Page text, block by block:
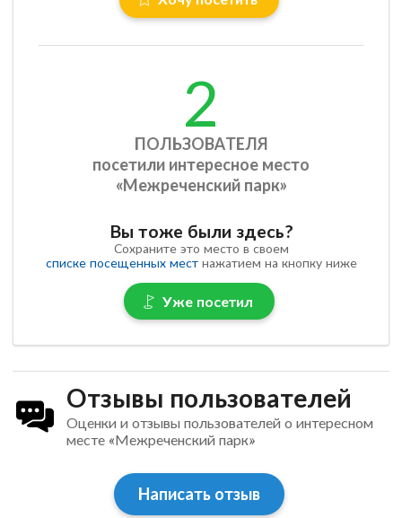
2
ПОЛЬЗОВАТЕЛЯ
посетили интересное место
«Межреченский парк»
Вы тоже были здесь?
Сохраните это место в своем
списке посещенных местнажатием на кнопку ниже
Уже посетил
Отзывы пользователей
Оценки и отзывы пользователей о интересном
месте «Межреченский парк»
Написать отзыв